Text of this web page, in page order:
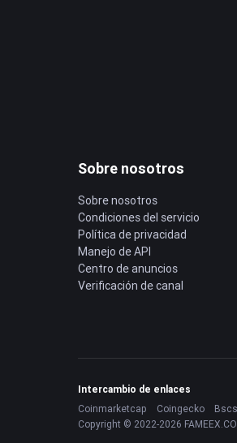
Sobre nosotros
Sobre nosotros
Condiciones del servicio
Política de privacidad
Manejo de API
Centro de anuncios
Verificación de canal
Intercambio de enlaces
Coinmarketcap
Coingecko
Copyright © 2022-2026